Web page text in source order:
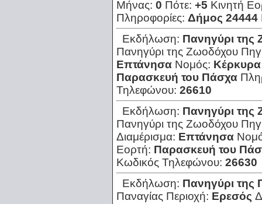
Μήνας: 0 Πότε: +5 Κινητή
Πληροφορίες: Δήμος 24444
Εκδήλωση: Πανηγύρι
Πανηγύρι της Ζωοδόχου
Επτάνησα Νομός: Κέρκυρα
Παρασκευή του Πάσχα
Τηλεφώνου: 26610
Εκδήλωση: Πανηγύρι
Πανηγύρι της Ζωοδόχου
Διαμέρισμα: Επτάνησα
Εορτή: Παρασκευή του
Κωδικός Τηλεφώνου: 26630
Εκδήλωση: Πανηγύρι της
Παναγίας Περιοχή: Ερεσός